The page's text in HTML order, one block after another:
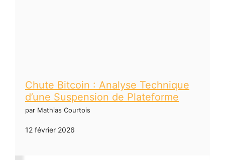
Chute Bitcoin : Analyse Technique
d’une Suspension de Plateforme
par Mathias Courtois
12 février 2026